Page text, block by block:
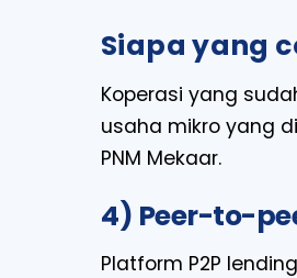
Siapa yang
Koperasi yang
usaha mikro yang
PNM Mekaar.
4) Peer-to-
Platform P2P